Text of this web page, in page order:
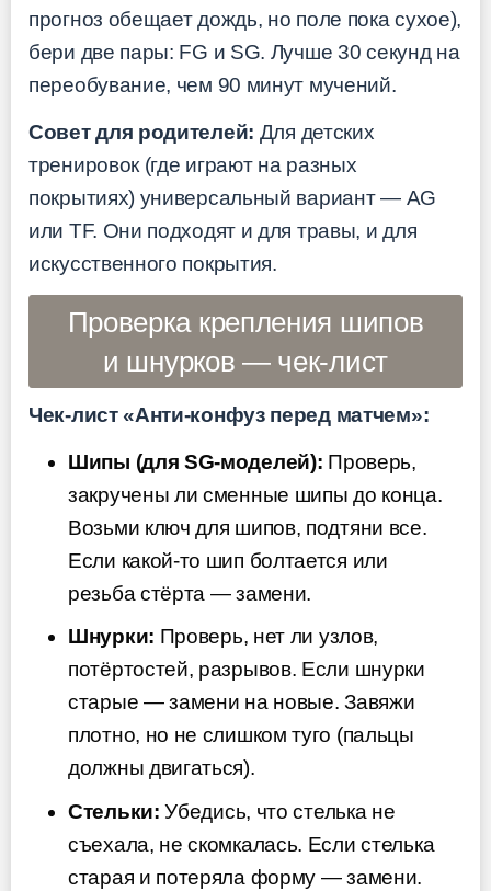
прогноз обещает дождь, но поле пока сухое),
бери две пары: FG и SG. Лучше 30 секунд на
переобувание, чем 90 минут мучений.
Совет для родителей: Для детских
тренировок (где играют на разных
покрытиях) универсальный вариант — AG
или TF. Они подходят и для травы, и для
искусственного покрытия.
Проверка крепления шипов
и шнурков — чек-лист
Чек-лист «Анти-конфуз перед матчем»:
Шипы (для SG-моделей): Проверь,
закручены ли сменные шипы до конца.
Возьми ключ для шипов, подтяни все.
Если какой-то шип болтается или
резьба стёрта — замени.
Шнурки: Проверь, нет ли узлов,
потёртостей, разрывов. Если шнурки
старые — замени на новые. Завяжи
плотно, но не слишком туго (пальцы
должны двигаться).
Стельки: Убедись, что стелька не
съехала, не скомкалась. Если стелька
старая и потеряла форму — замени.